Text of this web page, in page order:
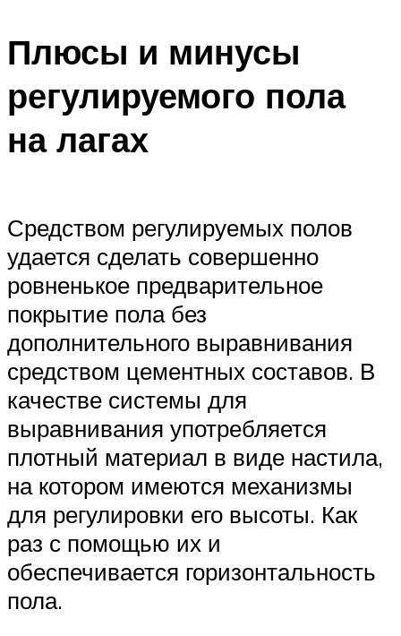
Плюсы и минусы
регулируемого пола
на лагах
Средством регулируемых полов
удается сделать совершенно
ровненькое предварительное
покрытие пола без
дополнительного выравнивания
средством цементных составов. В
качестве системы для
выравнивания употребляется
плотный материал в виде настила,
на котором имеются механизмы
для регулировки его высоты. Как
раз с помощью их и
обеспечивается горизонтальность
пола.